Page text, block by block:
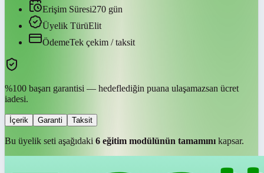
Erişim Süresi270 gün
Üyelik TürüElit
ÖdemeTek çekim / taksit
%100 başarı garantisi — hedeflediğin puana ulaşamazsan ücret
iadesi.
İçerik Garanti Taksit
Bu üyelik seti aşağıdaki 6 eğitim modülünün tamamını kapsar.